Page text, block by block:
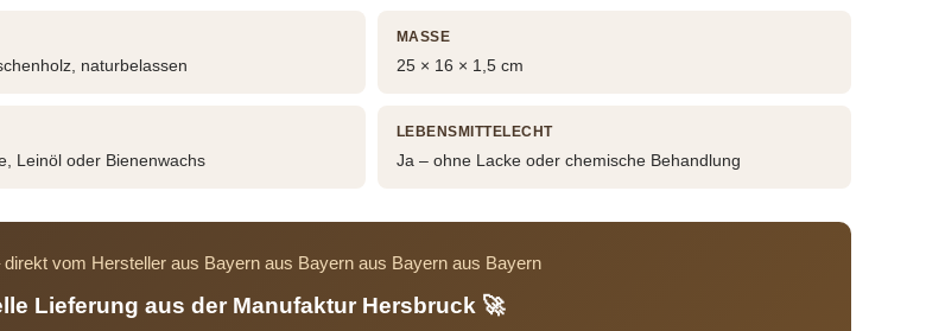
naturbelassen
MASSE
25 × 16 × 1,5 cm
Leinöl oder Bienenwachs
LEBENSMITTELECHT
Ja – ohne Lacke oder chemische Behandlung
vom Hersteller aus Bayern aus Bayern aus Bayern aus Bayern
Lieferung aus der Manufaktur Hersbruck 🚀